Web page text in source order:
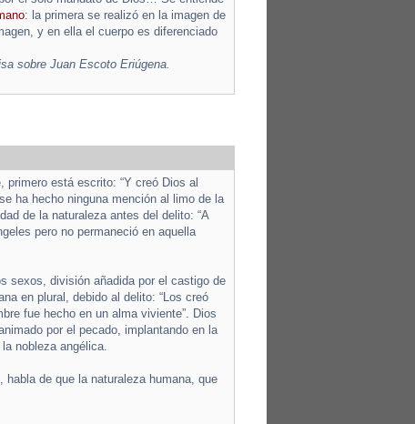
: la primera se realizó en la imagen de
y en ella el cuerpo es diferenciado
sobre Juan Escoto Eriúgena.
primero está escrito: “Y creó Dios al
ha hecho ninguna mención al limo de la
de la naturaleza antes del delito: “A
pero no permaneció en aquella
sexos, división añadida por el castigo de
en plural, debido al delito: “Los creó
fue hecho en un alma viviente”. Dios
por el pecado, implantando en la
nobleza angélica.
de que la naturaleza humana, que